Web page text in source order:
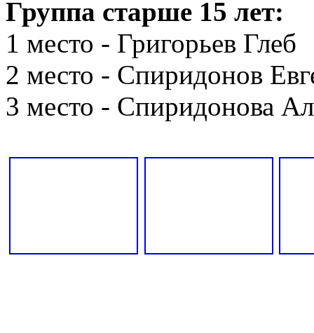
Группа старше 15 лет:
1 место - Григорьев Глеб
2 место - Спиридонов
3 место - Спиридонова